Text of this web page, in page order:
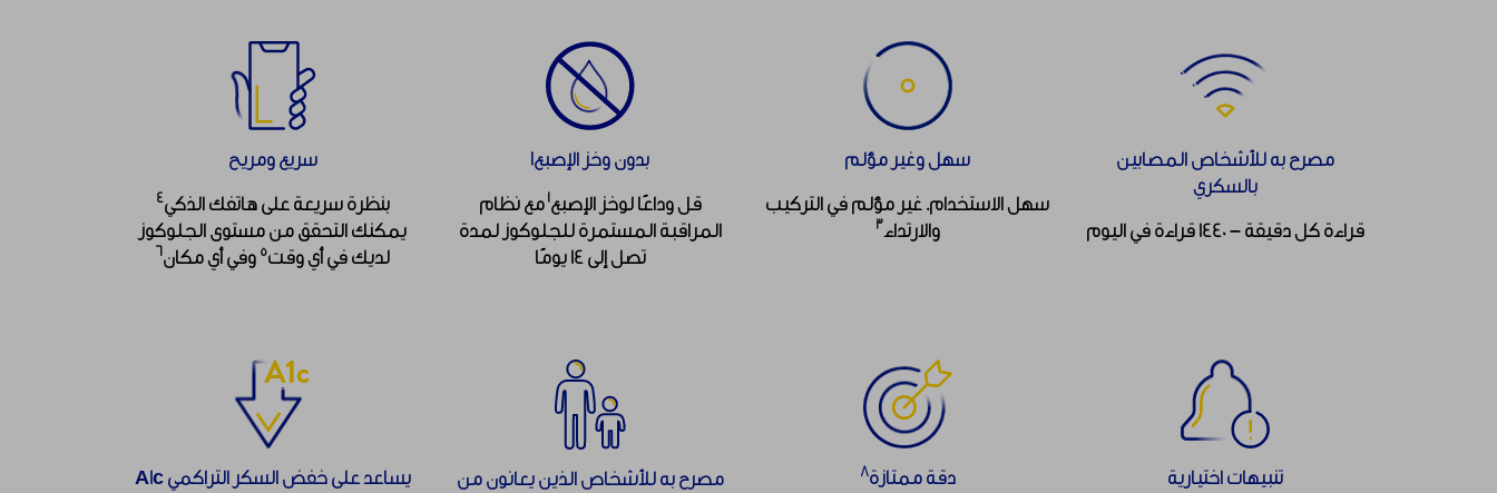
مصرح به للأشخاص المصابين
بالسكري
قراءة كل دقيقة – 1440 قراءة في اليوم
سهل وغير مؤلم
سهل الاستخدام. غير مؤلم في التركيب
والارتداء٣
بدون وخز الإصبع١
قل وداعًا لوخز الإصبع١ مع نظام
المراقبة المستمرة للجلوكوز لمدة
تصل إلى 14 يومًا
سريع ومريح
بنظرة سريعة على هاتفك الذكي٤
يمكنك التحقق من مستوى الجلوكوز
لديك في أي وقت٥ وفي أي مكان٦
تنبيهات اختيارية دقة ممتازة٨
مصرح به للأشخاص الذين يعانون من
يساعد على خفض السكر التراكمي A1c